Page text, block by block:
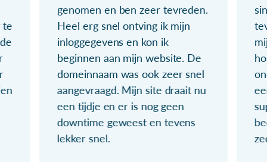
te
genomen en ben zeer tevreden.
Heel erg snel ontving ik mijn
inloggegevens en kon ik
beginnen aan mijn website. De
domeinnaam was ook zeer snel
aangevraagd. Mijn site draait nu
een tijdje en er is nog geen
downtime geweest en tevens
lekker snel.